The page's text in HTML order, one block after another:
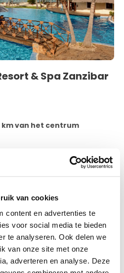
van cookies
content en advertenties te
voor social media te bieden
te analyseren. Ook delen we
van onze site met onze
adverteren en analyse. Deze
& Spa Zanzibar
km van het centrum
East Coast, Kiwengwa
Standaard tweepersoonskamer, 1 tweepersoonsbed, uitzicht op tuin, tuin
Zanzibar ligt in Kiwengwa bij
van Mapenzi Beach en
km van Nungwi Beach.
en
je de volledig uitgeruste
recreatieve voorzieningen zoals
en fitnessfaciliteiten.
Meer informatie